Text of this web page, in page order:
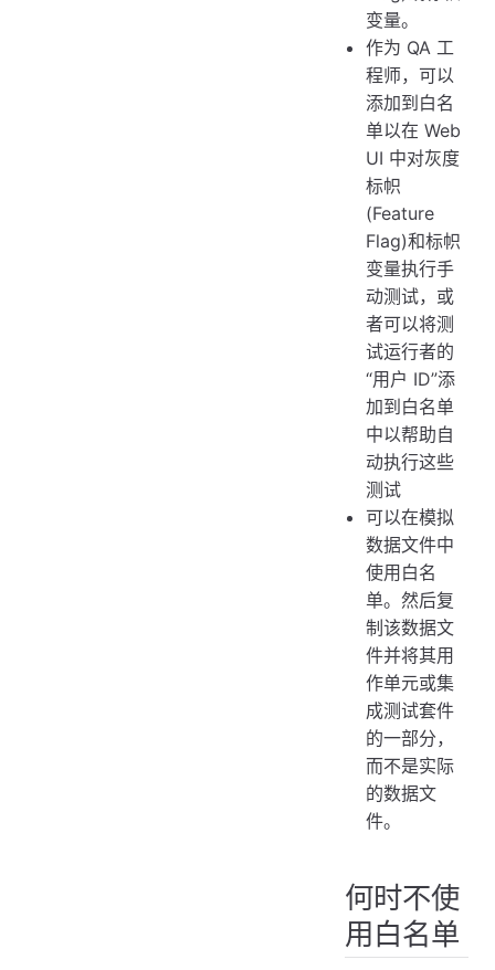
变量。
作为 QA 工
程师，可以
添加到白名
单以在 Web
UI 中对灰度
标帜
(Feature
Flag)和标帜
变量执行手
动测试，或
者可以将测
试运行者的
“用户 ID”添
加到白名单
中以帮助自
动执行这些
测试
可以在模拟
数据文件中
使用白名
单。然后复
制该数据文
件并将其用
作单元或集
成测试套件
的一部分，
而不是实际
的数据文
件。
何时不使
用白名单